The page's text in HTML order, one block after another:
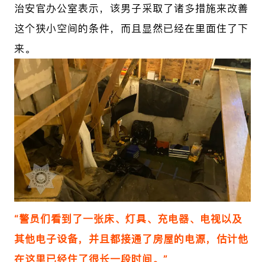
治安官办公室表示，该男子采取了诸多措施来改善
这个狭小空间的条件，而且显然已经在里面住了下
来。
“警员们看到了一张床、灯具、充电器、电视以及
其他电子设备，并且都接通了房屋的电源，估计他
在这里已经住了很长一段时间。”